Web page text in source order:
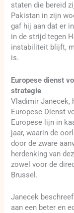
staten die bereid
Pakistan in zijn
gaf hij aan dat er
in de strijd tegen
instabiliteit blijft,
is.
Europese dienst
strategie
Vladimir Janecek,
Europese Dienst
Europese lijn in
jaar, waarin de
door de zware
herdenking van
zowel voor de
Brussel.
Janecek
aan een beter en